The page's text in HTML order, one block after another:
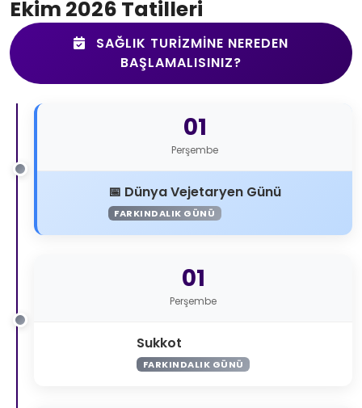
Ekim 2026 Tatilleri
SAĞLIK TURIZMINE NEREDEN
BAŞLAMALISINIZ?
01
Perşembe
Dünya Vejetaryen Günü
FARKINDALIK GÜNÜ
01
Perşembe
Sukkot
FARKINDALIK GÜNÜ